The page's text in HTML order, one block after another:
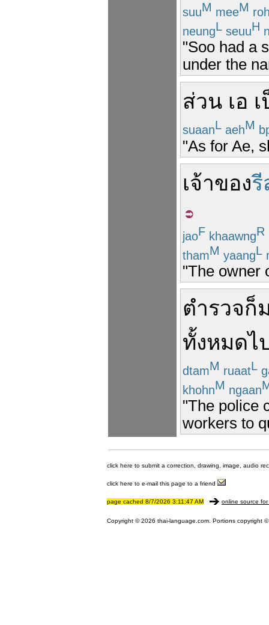
suuM meeM
neungL seuuH
"Soo had a
under the
ส่วน เอ
suaanL aehM
"As for Ae,
เจ้าของรี
jaoF khaawngR
thamM yaangL
"The owner
ตำรวจก็
ทั้งหมดไ
dtamM ruaatL
khohnM ngaan
"The police
workers to
click here to submit a correction, drawing, image, audio
click here to e-mail this page to a friend
page cached 8/7/2026 3:11:47 AM online source
Copyright © 2026 thai-language.com. Portions copyright